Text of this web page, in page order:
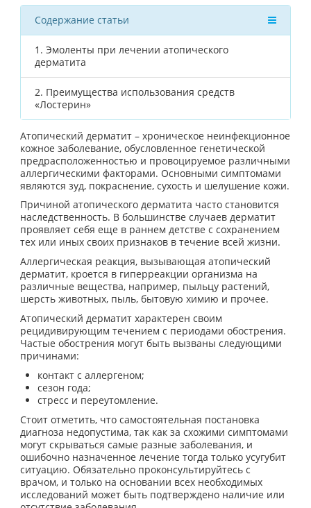
Содержание статьи
1. Эмоленты при лечении атопического
дерматита
2. Преимущества использования средств
«Лостерин»
Атопический дерматит – хроническое неинфекционное
кожное заболевание, обусловленное генетической
предрасположенностью и провоцируемое различными
аллергическими факторами. Основными симптомами
являются зуд, покраснение, сухость и шелушение кожи.
Причиной атопического дерматита часто становится
наследственность. В большинстве случаев дерматит
проявляет себя еще в раннем детстве с сохранением
тех или иных своих признаков в течение всей жизни.
Аллергическая реакция, вызывающая атопический
дерматит, кроется в гиперреакции организма на
различные вещества, например, пыльцу растений,
шерсть животных, пыль, бытовую химию и прочее.
Атопический дерматит характерен своим
рецидивирующим течением с периодами обострения.
Частые обострения могут быть вызваны следующими
причинами:
контакт с аллергеном;
сезон года;
стресс и переутомление.
Стоит отметить, что самостоятельная постановка
диагноза недопустима, так как за схожими симптомами
могут скрываться самые разные заболевания, и
ошибочно назначенное лечение тогда только усугубит
ситуацию. Обязательно проконсультируйтесь с
врачом, и только на основании всех необходимых
исследований может быть подтверждено наличие или